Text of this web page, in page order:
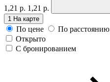
1,21 р. 1,21 р.
1 На карте
По цене
По расстоянию
Открыто
С бронированием